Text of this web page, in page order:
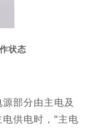
状态
部分由主电及
供电时，“主电